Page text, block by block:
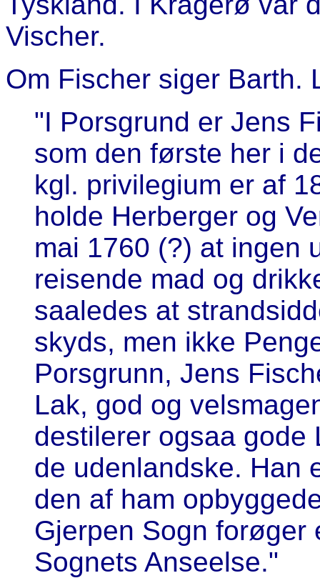
Vischer.
Om Fischer siger Barth.
"I Porsgrund er Jens
som den første her i
kgl. privilegium er af
holde Herberger og
mai 1760 (?) at ingen
reisende mad og
saaledes at
skyds, men ikke
Porsgrunn, Jens
Lak, god og
destilerer ogsaa gode
de udenlandske. Han
den af ham
Gjerpen Sogn forøger
Sognets Anseelse."